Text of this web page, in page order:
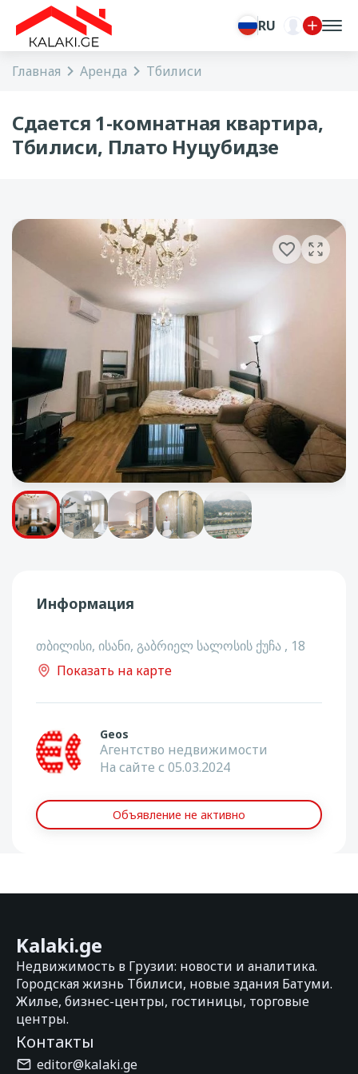
RU
Главная Аренда Тбилиси
Сдается 1-комнатная квартира,
Тбилиси, Плато Нуцубидзе
Информация
თბილისი, ისანი, გაბრიელ სალოსის ქუჩა , 18
Показать на карте
Geos
Агентство недвижимости
На сайте с 05.03.2024
Объявление не активно
Kalaki.ge
Недвижимость в Грузии: новости и аналитика.
Городская жизнь Тбилиси, новые здания Батуми.
Жилье, бизнес-центры, гостиницы, торговые
центры.
Контакты
editor@kalaki.ge